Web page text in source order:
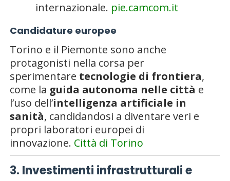
internazionale. pie.camcom.it
Candidature europee
Torino e il Piemonte sono anche
protagonisti nella corsa per
sperimentare tecnologie di frontiera,
come la guida autonoma nelle città e
l’uso dell’intelligenza artificiale in
sanità, candidandosi a diventare veri e
propri laboratori europei di
innovazione. Città di Torino
3. Investimenti infrastrutturali e